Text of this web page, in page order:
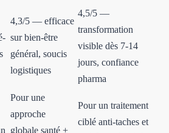
4,3/5 — efficace
sur bien-être
général, soucis
logistiques
4,5/5 —
transformation
visible dès 7-14
jours, confiance
pharma
Pour une
approche
globale santé +
Pour un traitement
ciblé anti-taches et